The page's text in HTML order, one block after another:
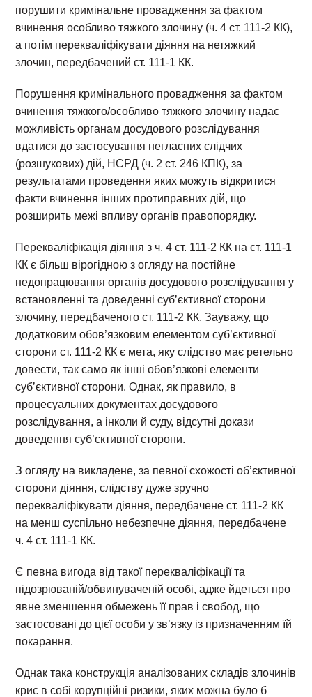
порушити кримінальне провадження за фактом
вчинення особливо тяжкого злочину (ч. 4 ст. 111-2 КК),
а потім перекваліфікувати діяння на нетяжкий
злочин, передбачений ст. 111-1 КК.
Порушення кримінального провадження за фактом
вчинення тяжкого/особливо тяжкого злочину надає
можливість органам досудового розслідування
вдатися до застосування негласних слідчих
(розшукових) дій, НСРД (ч. 2 ст. 246 КПК), за
результатами проведення яких можуть відкритися
факти вчинення інших протиправних дій, що
розширить межі впливу органів правопорядку.
Перекваліфікація діяння з ч. 4 ст. 111-2 КК на ст. 111-1
КК є більш вірогідною з огляду на постійне
недопрацювання органів досудового розслідування у
встановленні та доведенні суб’єктивної сторони
злочину, передбаченого ст. 111-2 КК. Зауважу, що
додатковим обов’язковим елементом суб’єктивної
сторони ст. 111-2 КК є мета, яку слідство має ретельно
довести, так само як інші обов’язкові елементи
суб’єктивної сторони. Однак, як правило, в
процесуальних документах досудового
розслідування, а інколи й суду, відсутні докази
доведення суб’єктивної сторони.
З огляду на викладене, за певної схожості об’єктивної
сторони діяння, слідству дуже зручно
перекваліфікувати діяння, передбачене ст. 111-2 КК
на менш суспільно небезпечне діяння, передбачене
ч. 4 ст. 111-1 КК.
Є певна вигода від такої перекваліфікації та
підозрюваній/обвинуваченій особі, адже йдеться про
явне зменшення обмежень її прав і свобод, що
застосовані до цієї особи у зв’язку із призначенням їй
покарання.
Однак така конструкція аналізованих складів злочинів
криє в собі корупційні ризики, яких можна було б